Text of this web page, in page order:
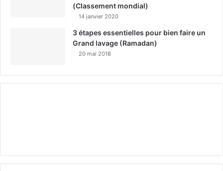
(Classement mondial)
14 janvier 2020
3 étapes essentielles pour bien faire un
Grand lavage (Ramadan)
20 mai 2018